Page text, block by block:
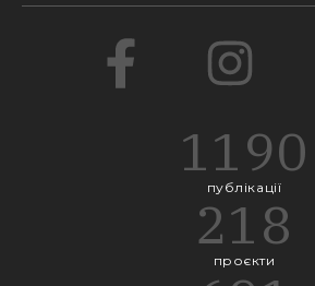
1190
публікації
218
проєкти